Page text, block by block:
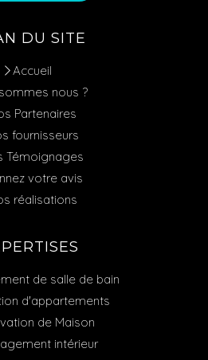
DU SITE
Accueil
nous ?
Partenaires
fournisseurs
Témoignages
votre avis
réalisations
de salle de bain
d'appartements
de Maison
intérieur